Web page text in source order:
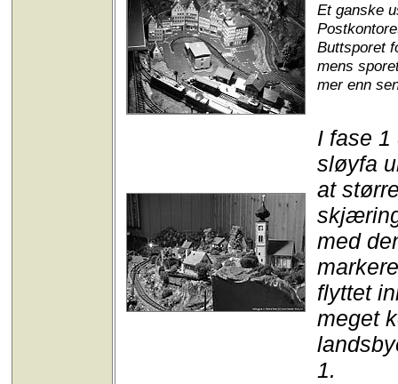
Et ganske
Buttsporet
mens
mer enn
I fase 1
sløyfa
at
med
flyttet
meget
1.